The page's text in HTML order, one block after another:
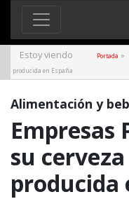
Estoy viendo Portada »
producida en España
Alimentación y
Empresas
su
producida